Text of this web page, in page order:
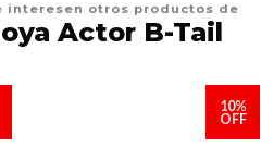
interesen otros productos de
Actor B-Tail
10%
OFF